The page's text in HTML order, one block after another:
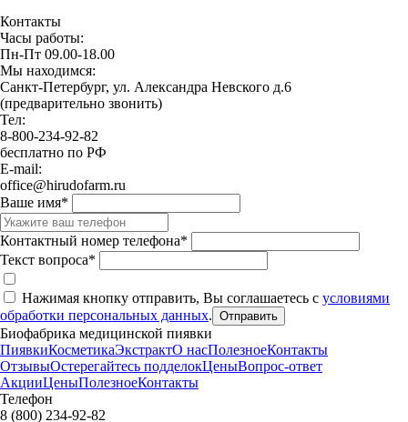
Контакты
Часы работы:
Пн-Пт 09.00-18.00
Мы находимся:
Санкт-Петербург, ул. Александра Невского д.6
(предварительно звонить)
Тел:
8-800-234-92-82
бесплатно по РФ
E-mail:
office@hirudofarm.ru
Ваше имя*
Контактный номер телефона*
Текст вопроса*
Нажимая кнопку отправить, Вы соглашаетесь с условиями
обработки персональных данных. Отправить
Биофабрика медицинской пиявки
ПиявкиКосметикаЭкстрактО насПолезноеКонтакты
ОтзывыОстерегайтесь подделокЦеныВопрос-ответ
АкцииЦеныПолезноеКонтакты
Телефон
8 (800) 234-92-82